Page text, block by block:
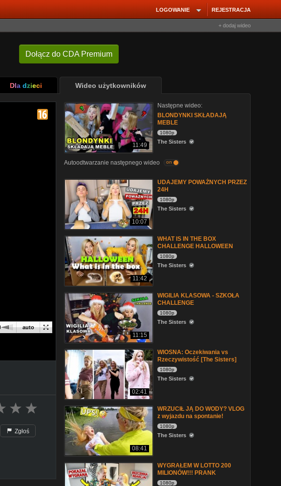
REJESTRACJA
LOGOWANIE
+ dodaj wideo
Dołącz do CDA Premium
Dla dzieci Wideo użytkowników
auto
Zgłoś
11:49
Następne wideo:
BLONDYNKI SKŁADAJĄ
MEBLE
1080p
The Sisters
Autoodtwarzanie następnego wideo on
10:07
UDAJEMY POWAŻNYCH PRZEZ
24H
1080p
The Sisters
11:42
WHAT IS IN THE BOX
CHALLENGE HALLOWEEN
1080p
The Sisters
11:15
WIGILIA KLASOWA - SZKOŁA
CHALLENGE
1080p
The Sisters
02:41
WIOSNA: Oczekiwania vs
Rzeczywistość [The Sisters]
1080p
The Sisters
08:41
WRZUCIŁ JĄ DO WODY? VLOG
z wyjazdu na spontanie!
1080p
The Sisters
WYGRAŁEM W LOTTO 200
MILIONÓW!!! PRANK
1080p